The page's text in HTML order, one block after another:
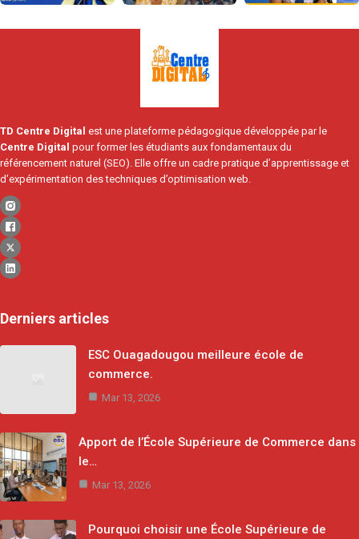
TD Centre Digital est une plateforme pédagogique développée par le
Centre Digital pour former les étudiants aux fondamentaux du
référencement naturel (SEO). Elle offre un cadre pratique d’apprentissage et
d’expérimentation des techniques d’optimisation web.
Derniers articles
ESC Ouagadougou meilleure école de
commerce.
Mar 13, 2026
Apport de l’École Supérieure de Commerce dans
le…
Mar 13, 2026
Pourquoi choisir une École Supérieure de